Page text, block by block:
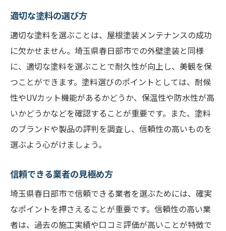
適切な塗料の選び方
適切な塗料を選ぶことは、屋根塗装メンテナンスの成功
に欠かせません。埼玉県春日部市での外壁塗装と同様
に、適切な塗料を選ぶことで耐久性が向上し、美観を保
つことができます。塗料選びのポイントとしては、耐候
性やUVカット機能があるかどうか、保温性や防水性が高
いかどうかなどを確認することが重要です。また、塗料
のブランドや製品の評判を調査し、信頼性の高いものを
選ぶよう心がけましょう。
信頼できる業者の見極め方
埼玉県春日部市で信頼できる業者を選ぶためには、確実
なポイントを押さえることが重要です。信頼性の高い業
者は、過去の施工実績や口コミ評価が高いことが特徴で